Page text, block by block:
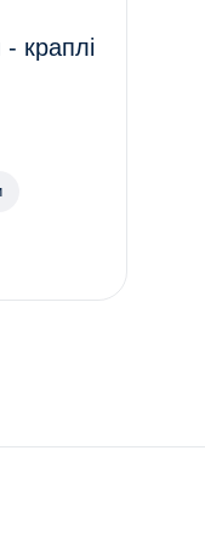
- краплі